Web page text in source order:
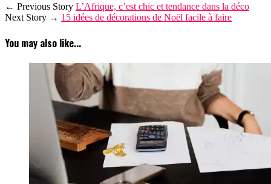
← Previous Story L’Afrique, c’est chic et tendance dans la déco
Next Story → 15 idées de décorations de Noël facile à faire
You may also like...